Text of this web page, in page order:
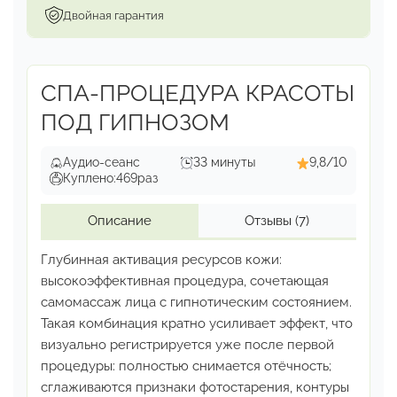
Двойная гарантия
СПА-ПРОЦЕДУРА КРАСОТЫ
ПОД ГИПНОЗОМ
Аудио-сеанс 33 минуты
9,8/10
Куплено:469раз
Описание Отзывы(7)
Глубинная активация ресурсов кожи:
высокоэффективная процедура, сочетающая
самомассаж лица с гипнотическим состоянием.
Такая комбинация кратно усиливает эффект, что
визуально регистрируется уже после первой
процедуры: полностью снимается отёчность;
сглаживаются признаки фотостарения, контуры